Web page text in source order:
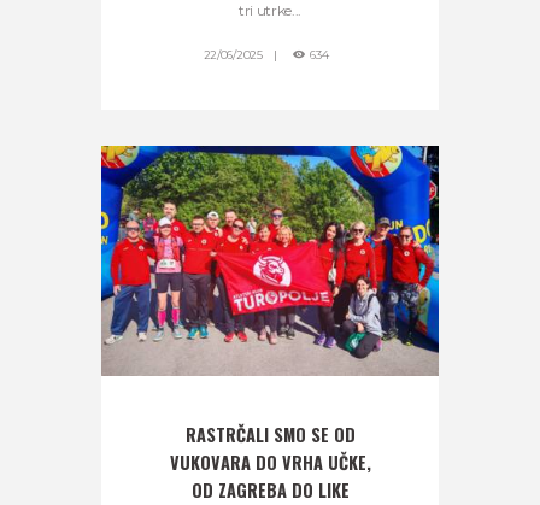
tri utrke...
22/06/2025 634
RASTRČALI SMO SE OD
VUKOVARA DO VRHA UČKE,
OD ZAGREBA DO LIKE